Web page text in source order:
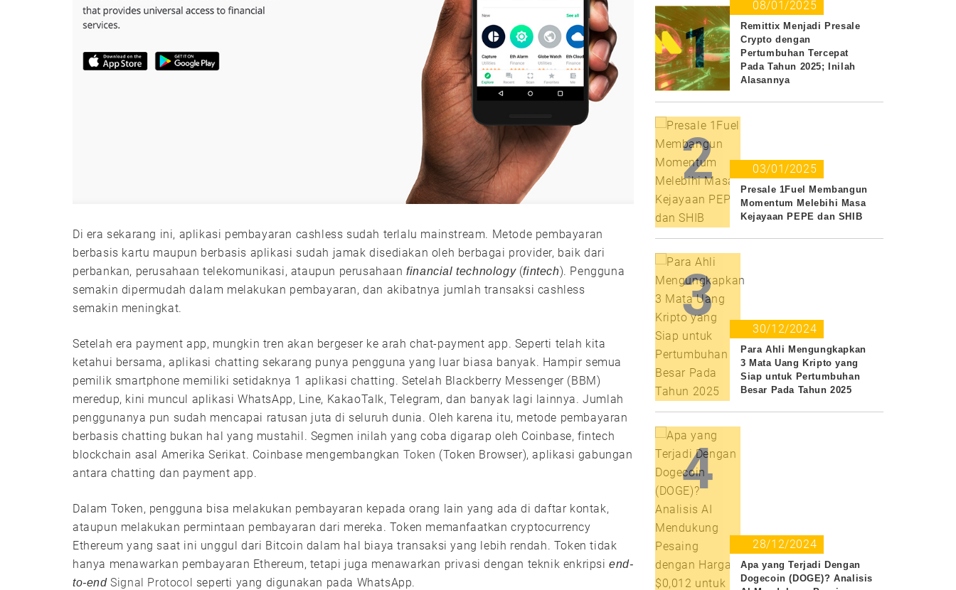
Di era sekarang ini, aplikasi pembayaran cashless sudah terlalu mainstream. Metode pembayaran
berbasis kartu maupun berbasis aplikasi sudah jamak disediakan oleh berbagai provider, baik dari
perbankan, perusahaan telekomunikasi, ataupun perusahaanfinancial technology(fintech). Pengguna
semakin dipermudah dalam melakukan pembayaran, dan akibatnya jumlah transaksi cashless
semakin meningkat.
Setelah era payment app, mungkin tren akan bergeser ke arah chat-payment app. Seperti telah kita
ketahui bersama, aplikasi chatting sekarang punya pengguna yang luar biasa banyak. Hampir semua
pemilik smartphone memiliki setidaknya 1 aplikasi chatting. Setelah Blackberry Messenger (BBM)
meredup, kini muncul aplikasi WhatsApp, Line, KakaoTalk, Telegram, dan banyak lagi lainnya. Jumlah
penggunanya pun sudah mencapai ratusan juta di seluruh dunia. Oleh karena itu, metode pembayaran
berbasis chatting bukan hal yang mustahil. Segmen inilah yang coba digarap oleh Coinbase, fintech
blockchain asal Amerika Serikat. Coinbase mengembangkan Token (Token Browser), aplikasi gabungan
antara chatting dan payment app.
Dalam Token, pengguna bisa melakukan pembayaran kepada orang lain yang ada di daftar kontak,
ataupun melakukan permintaan pembayaran dari mereka. Token memanfaatkan cryptocurrency
Ethereum yang saat ini unggul dari Bitcoin dalam hal biaya transaksi yang lebih rendah. Token tidak
hanya menawarkan pembayaran Ethereum, tetapi juga menawarkan privasi dengan teknik enkripsiend-
to-end Signal Protocol seperti yang digunakan pada WhatsApp.
1
08/01/2025
Remittix Menjadi Presale
Crypto dengan
Pertumbuhan Tercepat
Pada Tahun 2025; Inilah
Alasannya
2 03/01/2025
Presale 1Fuel Membangun
Momentum Melebihi Masa
Kejayaan PEPE dan SHIB
3 30/12/2024
Para Ahli Mengungkapkan
3 Mata Uang Kripto yang
Siap untuk Pertumbuhan
Besar Pada Tahun 2025
4
28/12/2024
Apa yang Terjadi Dengan
Dogecoin (DOGE)? Analisis